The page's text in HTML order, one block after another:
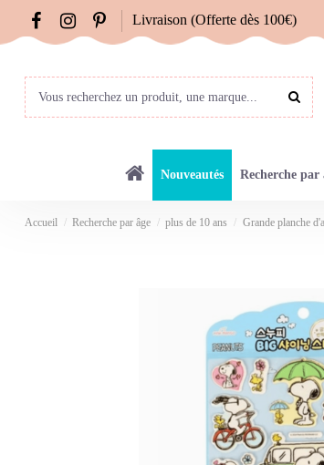
Livraison (Offerte dès 100€)
Nouveautés Recherche par
Accueil Recherche par âge plus de 10 ans Grande planche